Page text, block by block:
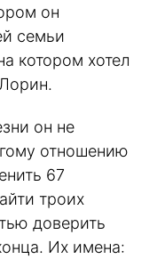
он
семьи
котором хотел
он не
отношению
67
троих
доверить
Их имена: